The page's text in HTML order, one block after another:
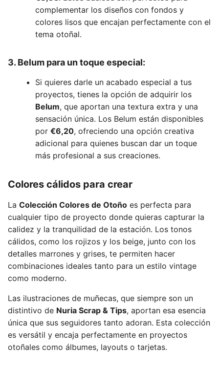
complementar los diseños con fondos y
colores lisos que encajan perfectamente con el
tema otoñal.
3. Belum para un toque especial:
Si quieres darle un acabado especial a tus
proyectos, tienes la opción de adquirir los
Belum, que aportan una textura extra y una
sensación única. Los Belum están disponibles
por €6,20, ofreciendo una opción creativa
adicional para quienes buscan dar un toque
más profesional a sus creaciones.
Colores cálidos para crear
La Colección Colores de Otoño es perfecta para
cualquier tipo de proyecto donde quieras capturar la
calidez y la tranquilidad de la estación. Los tonos
cálidos, como los rojizos y los beige, junto con los
detalles marrones y grises, te permiten hacer
combinaciones ideales tanto para un estilo vintage
como moderno.
Las ilustraciones de muñecas, que siempre son un
distintivo de Nuria Scrap & Tips, aportan esa esencia
única que sus seguidores tanto adoran. Esta colección
es versátil y encaja perfectamente en proyectos
otoñales como álbumes, layouts o tarjetas.